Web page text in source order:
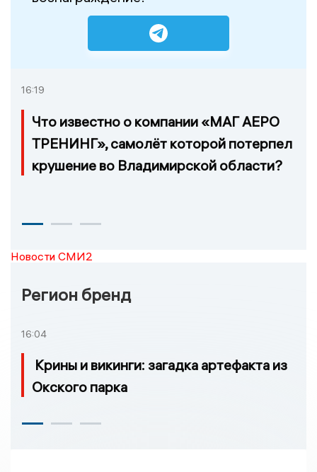
16:19
Что известно о компании «МАГ АЕРО
ТРЕНИНГ», самолёт которой потерпел
крушение во Владимирской области?
Новости СМИ2
Регион бренд
16:04
Крины и викинги: загадка артефакта из
Окского парка